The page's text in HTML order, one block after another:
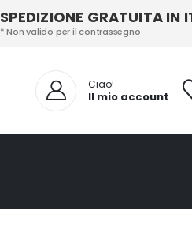
SPEDIZIONE GRATUITA IN
* Non valido per il contrassegno
Ciao!
Il mio account